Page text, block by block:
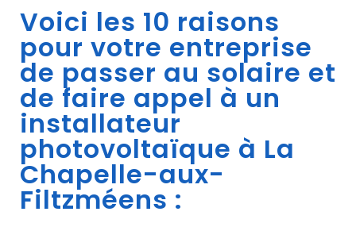
Voici les 10 raisons
pour votre entreprise
de passer au solaire et
de faire appel à un
installateur
photovoltaïque à La
Chapelle-aux-
Filtzméens :